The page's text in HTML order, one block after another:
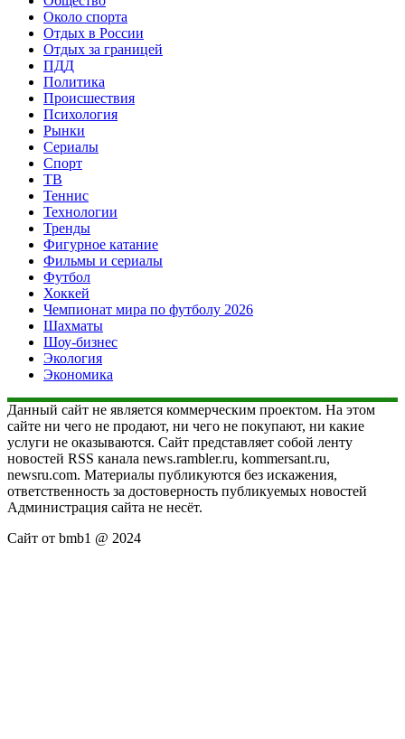
Около спорта
Отдых в России
Отдых за границей
ПДД
Политика
Происшествия
Психология
Рынки
Сериалы
Спорт
ТВ
Теннис
Технологии
Тренды
Фигурное катание
Фильмы и сериалы
Футбол
Хоккей
Чемпионат мира по футболу 2026
Шахматы
Шоу-бизнес
Экология
Экономика
Данный сайт не является коммерческим проектом. На этом
сайте ни чего не продают, ни чего не покупают, ни какие
услуги не оказываются. Сайт представляет собой ленту
новостей RSS канала news.rambler.ru, kommersant.ru,
newsru.com. Материалы публикуются без искажения,
ответственность за достоверность публикуемых новостей
Администрация сайта не несёт.
Сайт от bmb1 @ 2024